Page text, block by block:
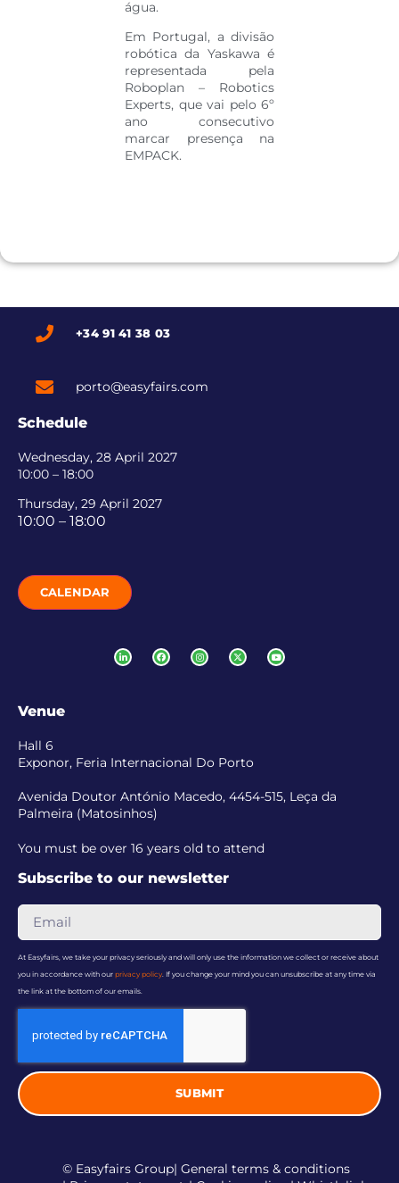
água.
Em Portugal, a divisão
robótica da Yaskawa é
representada pela
Roboplan – Robotics
Experts, que vai pelo 6º
ano consecutivo
marcar presença na
EMPACK.
+34 91 41 38 03
porto@easyfairs.com
Schedule
Wednesday, 28 April 2027
10:00 – 18:00
Thursday, 29 April 2027
10:00 – 18:00
CALENDAR
Venue
Hall 6
Exponor, Feria Internacional Do Porto
Avenida Doutor António Macedo, 4454-515, Leça da
Palmeira (Matosinhos)
You must be over 16 years old to attend
Subscribe to our newsletter
At Easyfairs, we take your privacy seriously and will only use the information we collect or receive about
you in accordance with our privacy policy . If you change your mind you can unsubscribe at any time via
the link at the bottom of our emails.
SUBMIT
© Easyfairs Group| General terms & conditions